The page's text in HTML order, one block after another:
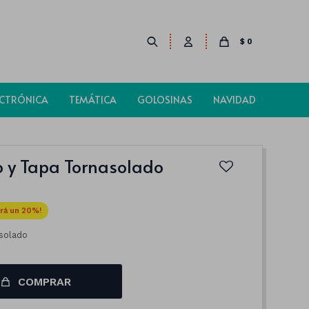
TEMÁTICA GOLOSINAS NAVIDAD
$ 0
y Tapa Tornasolado
20
COMPRAR